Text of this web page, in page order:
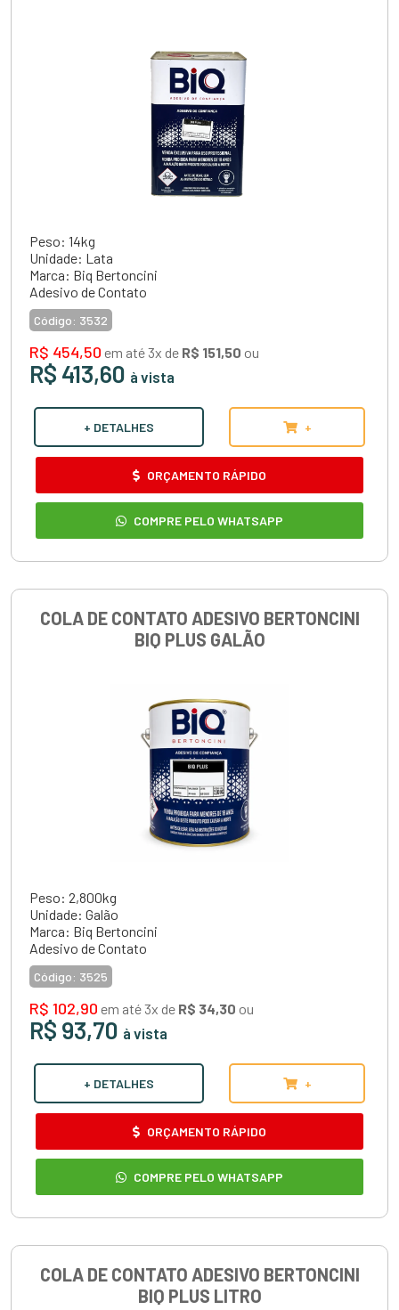
Peso: 14kg
Unidade: Lata
Marca: Biq Bertoncini
Adesivo de Contato
Código: 3532
R$ 454,50 em até 3x de R$ 151,50 ou
R$ 413,60 à vista
+ DETALHES +
ORÇAMENTO RÁPIDO
COMPRE PELO WHATSAPP
COLA DE CONTATO ADESIVO BERTONCINI
BIQ PLUS GALÃO
Peso: 2,800kg
Unidade: Galão
Marca: Biq Bertoncini
Adesivo de Contato
Código: 3525
R$ 102,90 em até 3x de R$ 34,30 ou
R$ 93,70 à vista
+ DETALHES +
ORÇAMENTO RÁPIDO
COMPRE PELO WHATSAPP
COLA DE CONTATO ADESIVO BERTONCINI
BIQ PLUS LITRO